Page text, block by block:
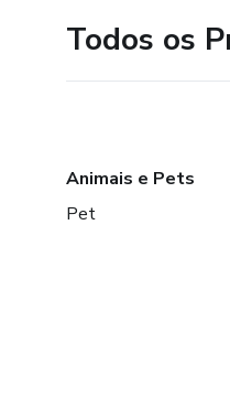
Todos os
Animais e Pets
Pet